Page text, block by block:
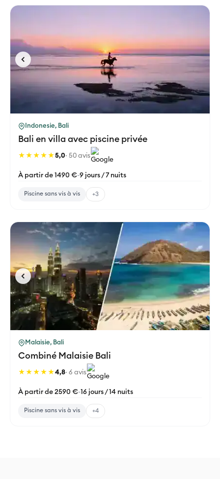
Indonesie, Bali
Bali en villa avec piscine privée
★★★★★5,0· 50 avis
À partir de 1490 €-9 jours / 7 nuits
Piscine sans vis à vis +3
Malaisie, Bali
Combiné Malaisie Bali
★★★★★4,8· 6 avis
À partir de 2590 €-16 jours / 14 nuits
Piscine sans vis à vis +4